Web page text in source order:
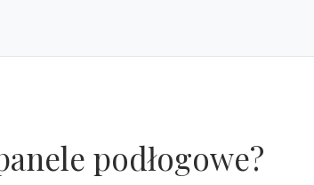
podłogowe?